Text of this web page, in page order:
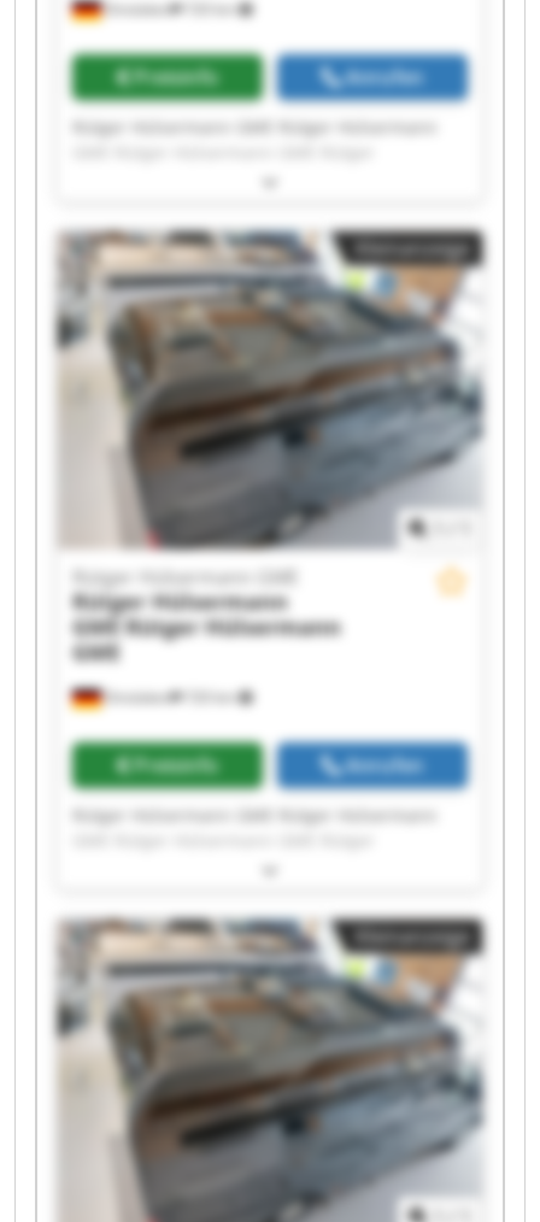
Dinslaken 720 km
Preisinfo Anrufen
Rütger Hülsermann GME Rütger Hülsermann
Hülsermann GME Rütger Hülsermann GME
GME Rütger Hülsermann GME Rütger
Hülsermann GME Rütger Hülsermann GME
Rütger Hülsermann GME Rütger Hülsermann
GME Rütger Hülsermann GME Rütger
Hülsermann GME Rütger Hülsermann GME
Rütger Hülsermann GME Rütger Hülsermann
GME Rütger Hülsermann GME Rütger
Hülsermann GME Rütger Hülsermann GME
Kleinanzeige
Dinslaken 720 km
Rütger Hülsermann GME
Rütger Hülsermann
GME Rütger Hülsermann
GME
Preisinfo Anrufen
Rütger Hülsermann GME Rütger Hülsermann
Hülsermann GME Rütger Hülsermann GME
GME Rütger Hülsermann GME Rütger
Hülsermann GME Rütger Hülsermann GME
Rütger Hülsermann GME Rütger Hülsermann
GME Rütger Hülsermann GME Rütger
Hülsermann GME Rütger Hülsermann GME
Rütger Hülsermann GME Rütger Hülsermann
GME Rütger Hülsermann GME Rütger
Hülsermann GME Rütger Hülsermann GME
Kleinanzeige